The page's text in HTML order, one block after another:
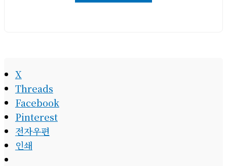
X
Threads
Facebook
Pinterest
전자우편
인쇄